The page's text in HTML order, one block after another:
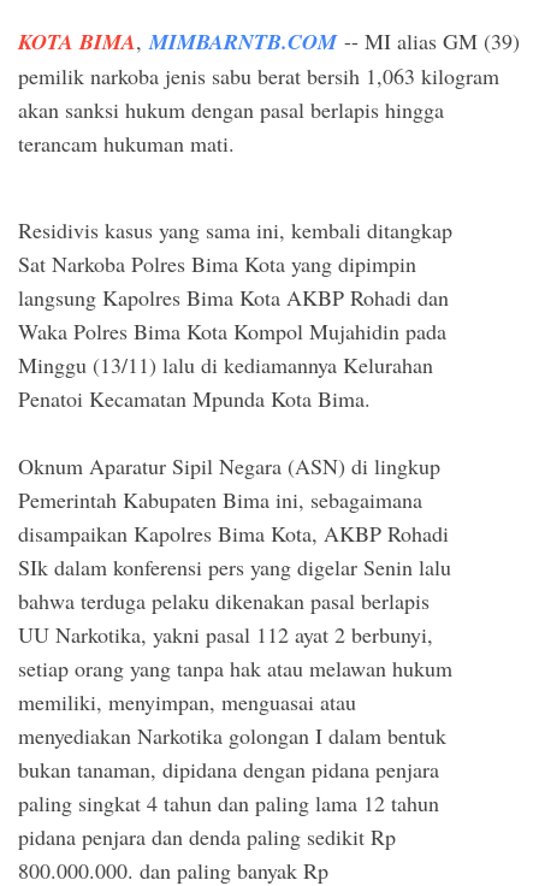
KOTA BIMA, MIMBARNTB.COM-- MI alias GM (39)
pemilik narkoba jenis sabu berat bersih 1,063 kilogram
akan sanksi hukum dengan pasal berlapis hingga
terancam hukuman mati.
Residivis kasus yang sama ini, kembali ditangkap
Sat Narkoba Polres Bima Kota yang dipimpin
langsung Kapolres Bima Kota AKBP Rohadi dan
Waka Polres Bima Kota Kompol Mujahidin pada
Minggu (13/11) lalu di kediamannya Kelurahan
Penatoi Kecamatan Mpunda Kota Bima.
Oknum Aparatur Sipil Negara (ASN) di lingkup
Pemerintah Kabupaten Bima ini, sebagaimana
disampaikan Kapolres Bima Kota, AKBP Rohadi
SIk dalam konferensi pers yang digelar Senin lalu
bahwa terduga pelaku dikenakan pasal berlapis
UU Narkotika, yakni pasal 112 ayat 2 berbunyi,
setiap orang yang tanpa hak atau melawan hukum
memiliki, menyimpan, menguasai atau
menyediakan Narkotika golongan I dalam bentuk
bukan tanaman, dipidana dengan pidana penjara
paling singkat 4 tahun dan paling lama 12 tahun
pidana penjara dan denda paling sedikit Rp
800.000.000. dan paling banyak Rp